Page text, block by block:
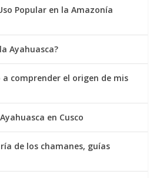
Popular en la Amazonía
Ayahuasca?
a comprender el origen de mis
en Cusco
de los chamanes, guías